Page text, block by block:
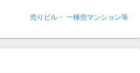
売りビル・ 一棟売マンション等